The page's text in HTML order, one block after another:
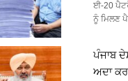
ਈ-20
ਨੂੰ ਮਿਲਣ
ਪੰਜਾਬ
ਅਦਾ